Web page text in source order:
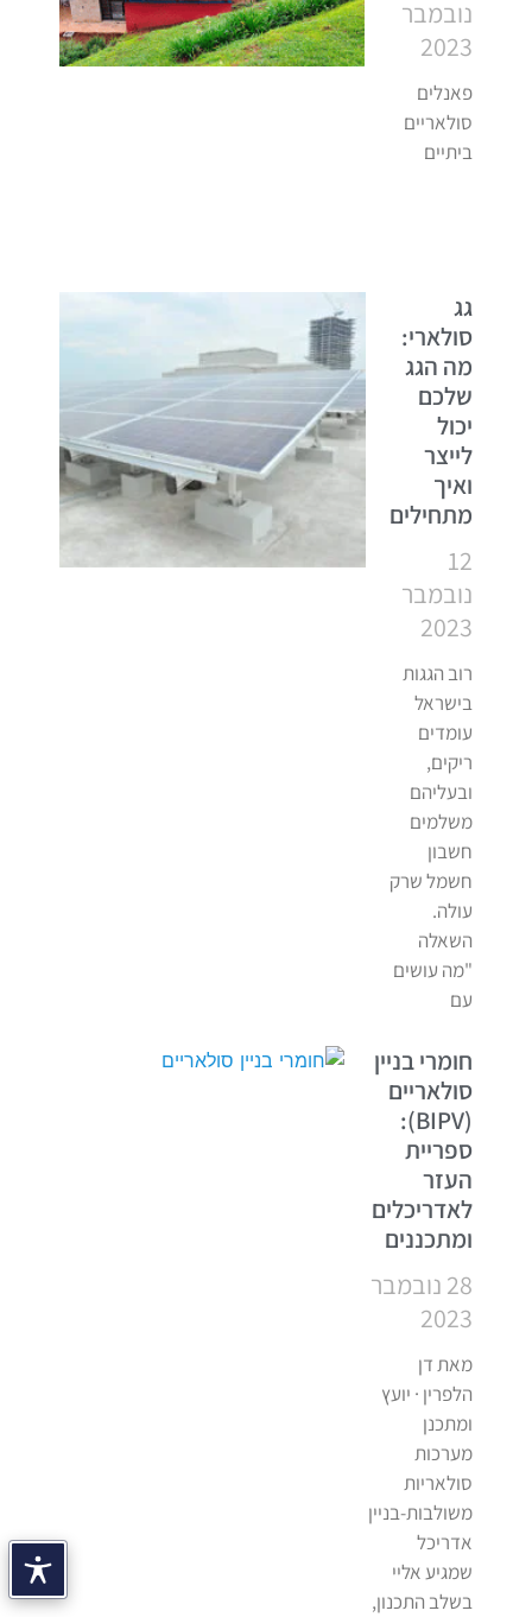
נובמבר
2023
פאנלים
סולאריים
ביתיים
גג
סולארי:
מה הגג
שלכם
יכול
לייצר
ואיך
מתחילים
12
נובמבר
2023
רוב הגגות
בישראל
עומדים
ריקים,
ובעליהם
משלמים
חשבון
חשמל שרק
עולה.
השאלה
"מה עושים
עם
חומרי בניין
סולאריים
(BIPV):
ספריית
העזר
לאדריכלים
ומתכננים
28 נובמבר
2023
מאת דן
הלפרין · יועץ
ומתכנן
מערכות
סולאריות
משולבות-בניין
אדריכל
שמגיע אליי
בשלב התכנון,